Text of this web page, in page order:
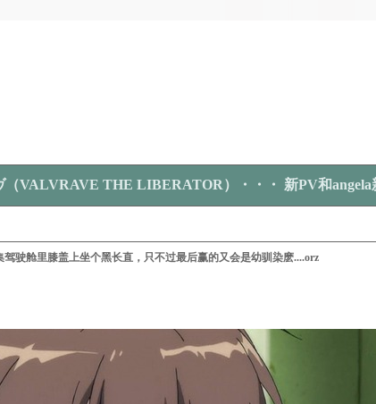
（VALVRAVE THE LIBERATOR）・・・ 新PV和angela
驶舱里膝盖上坐个黑长直，只不过最后赢的又会是幼驯染麽....orz